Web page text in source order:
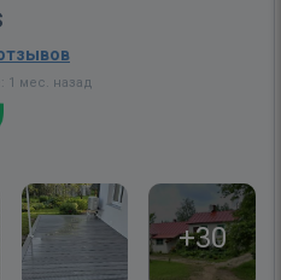
1 мес. назад
+30